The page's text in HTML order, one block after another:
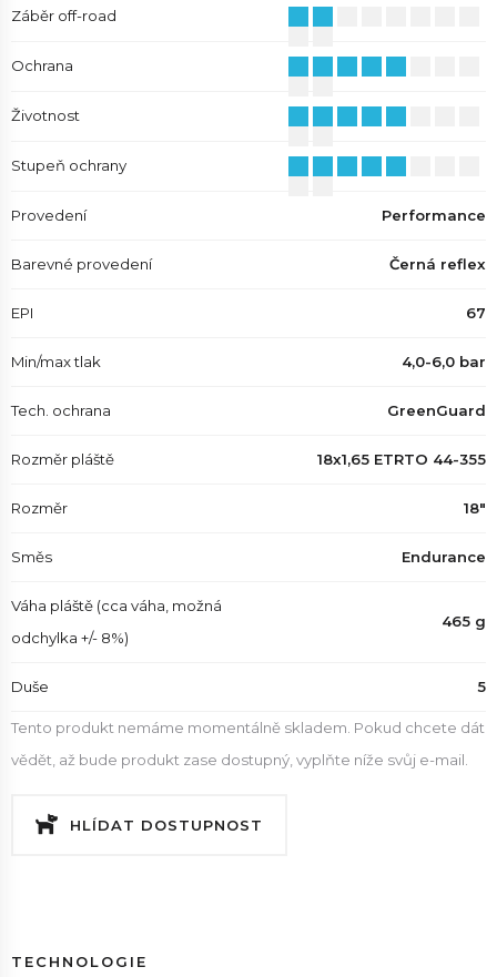
Záběr off-road
Ochrana
Životnost
Stupeň ochrany
Provedení Performance
Barevné provedení Černá reflex
EPI 67
Min/max tlak 4,0-6,0 bar
Tech. ochrana GreenGuard
Rozměr pláště 18x1,65 ETRTO 44-355
Rozměr 18"
Směs Endurance
Váha pláště (cca váha, možná
odchylka +/- 8%)
465 g
Duše 5
Tento produkt nemáme momentálně skladem. Pokud chcete dát
vědět, až bude produkt zase dostupný, vyplňte níže svůj e-mail.
HLÍDAT DOSTUPNOST
TECHNOLOGIE